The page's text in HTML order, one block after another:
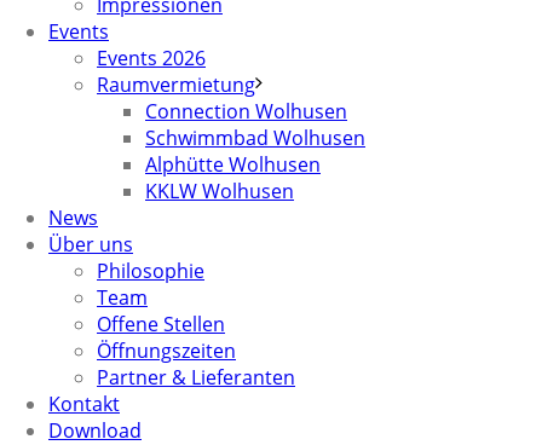
Events
Events 2026
Raumvermietung
Connection Wolhusen
Schwimmbad Wolhusen
Alphütte Wolhusen
KKLW Wolhusen
News
Über uns
Philosophie
Team
Offene Stellen
Öffnungszeiten
Partner & Lieferanten
Kontakt
Download